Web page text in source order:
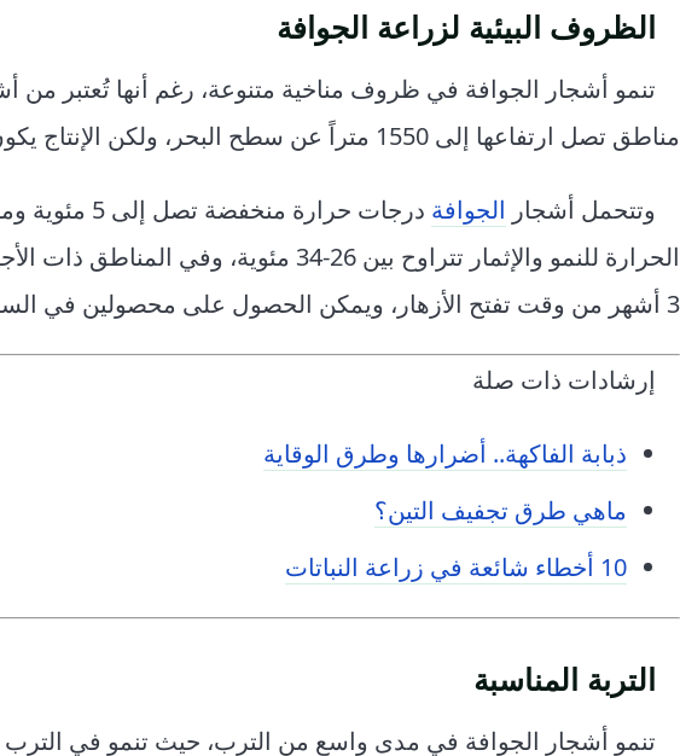
الظروف البيئية لزراعة الجوافة
تنمو أشجار الجوافة في ظروف مناخية متنوعة، رغم أنها تُعتبر من
مناطق تصل ارتفاعها إلى 1550 متراً عن سطح البحر، ولكن الإنتاج يكون غزيراً في المناطق المنخفضة.
وتتحمل أشجار الجوافة
الحرارة للنمو والإثمار تتراوح بين 26-34
3 أشهر من وقت تفتح الأزهار، ويمكن الحصول على محصولين في السنة.
إرشادات ذات صلة
ذبابة الفاكهة.. أضرارها وطرق الوقاية
ماهي طرق تجفيف التين؟
10 أخطاء شائعة في زراعة النباتات
التربة المناسبة
تنمو أشجار الجوافة في مدى واسع من الترب، حيث تنمو في الترب